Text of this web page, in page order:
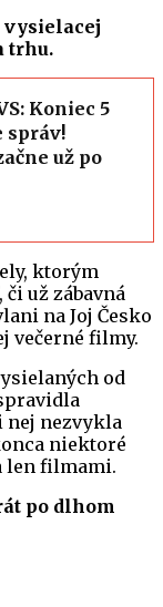
vysielacej
trhu.
Koniec 5
správ!
už po
ktorým
už zábavná
na Joj Česko
večerné filmy.
od
nej nezvykla
niektoré
len filmami.
po dlhom